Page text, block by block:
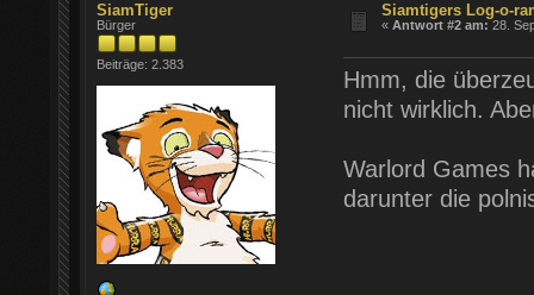
SiamTiger
Bürger
Beiträge: 2.383
Siamtigers Log-o-
«Antwort #2 am: 28.
Hmm, die
nicht wirklich.
Warlord Games
darunter die